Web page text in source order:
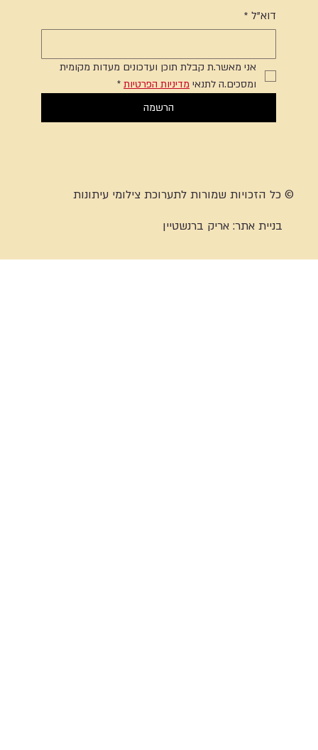
דוא"ל *
אני מאשר.ת קבלת תוכן ועדכונים מעדות מקומית
ומסכים.ה לתנאי מדיניות הפרטיות *
הרשמה
© כל הזכויות שמורות לתערוכת צילומי עיתונות
בניית אתר:אריק ברנשטיין